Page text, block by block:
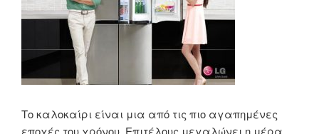
Το καλοκαίρι είναι μια από τις πιο αγαπημένες
εποχές του χρόνου. Επιτέλους μεγαλώνει η μέρα